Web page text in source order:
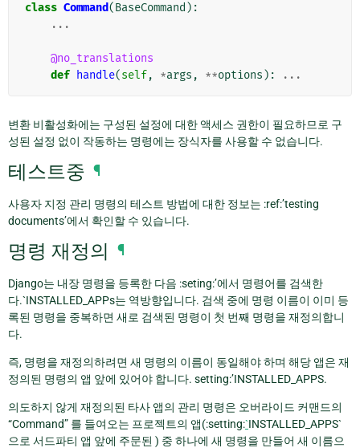
class Command(BaseCommand ):
...
@no_translations
def handle(self, *args , **options ): ...
변환 비활성화에는 구성된 설정에 대한 액세스 권한이 필요하므로 구
성된 설정 없이 작동하는 명령에는 장식자를 사용할 수 없습니다.
테스트중 ¶
사용자 지정 관리 명령의 테스트 방법에 대한 정보는 :ref:’testing
documents’에서 확인할 수 있습니다.
명령 재정의 ¶
Django는 내장 명령을 등록한 다음 :seting:’에서 명령어를 검색한
다.`INSTALLED_APPs는 역방향입니다. 검색 중에 명령 이름이 이미 등
록된 명령을 중복하면 새로 검색된 명령이 첫 번째 명령을 재정의합니
다.
즉, 명령을 재정의하려면 새 명령의 이름이 동일해야 하며 해당 앱은 재
정의된 명령의 앱 앞에 있어야 합니다. setting:’INSTALLED_APPS.
의도하지 않게 재정의된 타사 앱의 관리 명령은 오버라이드 커맨드의
“Command” 를 들여오는 프로젝트의 앱(:setting:`INSTALLED_APPS`
으로 서드파티 앱 앞에 주문된 ) 중 하나에 새 명령을 만들어 새 이름으